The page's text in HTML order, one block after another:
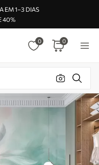
EM 1–3 DIAS
40%
0 0